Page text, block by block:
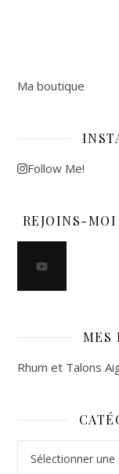
Ma boutique
Follow Me!
REJOINS-
MES
Rhum et Talons